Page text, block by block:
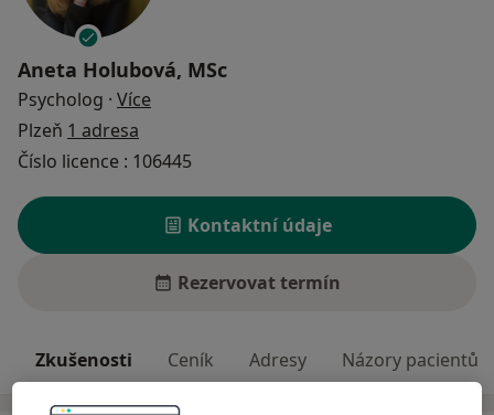
Aneta Holubová, MSc
Psycholog · Více
Plzeň 1 adresa
Číslo licence : 106445
Kontaktní údaje
Rezervovat termín
Zkušenosti Ceník Adresy Názory pacientů